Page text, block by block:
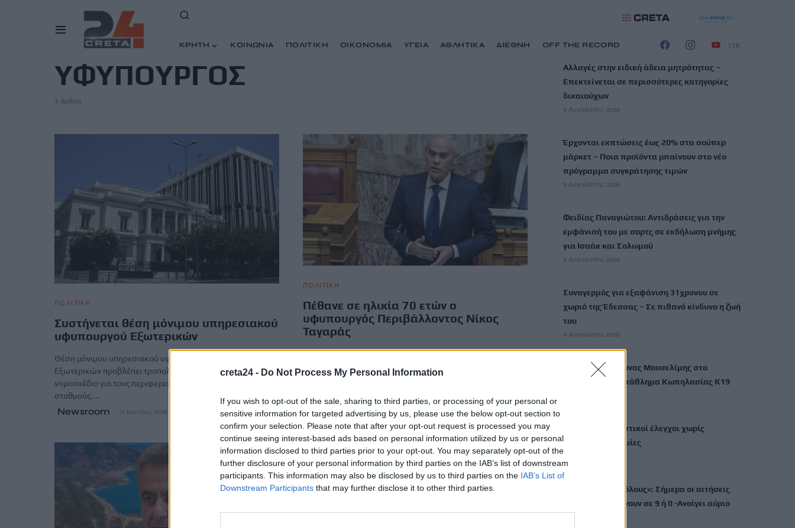
creta24 - Do Not Process My Personal Information
If you wish to opt-out of the sale, sharing to third parties, or processing of your personal or
sensitive information for targeted advertising by us, please use the below opt-out section to
confirm your selection. Please note that after your opt-out request is processed you may
continue seeing interest-based ads based on personal information utilized by us or personal
information disclosed to third parties prior to your opt-out. You may separately opt-out of the
further disclosure of your personal information by third parties on the IAB’s list of downstream
participants. This information may also be disclosed by us to third parties on the IAB’s List of
Downstream Participants that may further disclose it to other third parties.
ΚΡΗΤΗ ΚΟΙΝΩΝΙΑ ΠΟΛΙΤΙΚΗ ΟΙΚΟΝΟΜΙΑ ΥΓΕΙΑ ΑΘΛΗΤΙΚΑ ΔΙΕΘΝΗ OFF THE RECORD 13K
ΥΦΥΠΟΥΡΓΟΣ
3 άρθρα
ΠΟΛΙΤΙΚΗ
Συστήνεται θέση μόνιμου υπηρεσιακού
υφυπουργού Εξωτερικών
Θέση μόνιμου υπηρεσιακού υφυπουργού στο υπουργείο
Εξωτερικών προβλέπει τροπολογία που κατατέθηκε στο
νομοσχέδιο για τους περιφερειακούς τηλεοπτικούς
σταθμούς.…
Newsroom 11 Ιουνίου, 2026
ΠΟΛΙΤΙΚΗ
Πέθανε σε ηλικία 70 ετών ο
υφυπουργός Περιβάλλοντος Νίκος
Ταγαράς
Πέθανε σε ηλικία 70 ετών ο υφυπουργός Περιβάλλοντος
με…
ΡΟΗ ΕΙΔΗΣΕΩΝ
Αλλαγές στην ειδική άδεια μητρότητας –
Επεκτείνεται σε περισσότερες κατηγορίες
δικαιούχων
9 Αυγούστου, 2026
Έρχονται εκπτώσεις έως 20% στα σούπερ
μάρκετ – Ποια προϊόντα μπαίνουν στο νέο
πρόγραμμα συγκράτησης τιμών
9 Αυγούστου, 2026
Φειδίας Παναγιώτου: Αντιδράσεις για την
εμφάνισή του με σορτς σε εκδήλωση μνήμης
για Ισαάκ και Σολωμού
9 Αυγούστου, 2026
Συναγερμός για εξαφάνιση 31χρονου σε
χωριό της Έδεσσας – Σε πιθανό κίνδυνο η ζωή
του
9 Αυγούστου, 2026
«Χρυσός» ο Ιάσωνας Μουσελίμης στο
Παγκόσμιο Πρωτάθλημα Κωπηλασίας Κ19
ΑΑΔΕ: Αιφνιδιαστικοί έλεγχοι χωρίς
τοπικές… γνωριμίες
«Τουρισμός για όλους»: Σήμερα οι αιτήσεις
για ΑΦΜ που λήγουν σε 9 ή 0 -Ανοίγει αύριο